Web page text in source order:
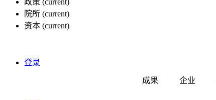
政策 (current)
院所 (current)
资本 (current)
登录
成果 企业